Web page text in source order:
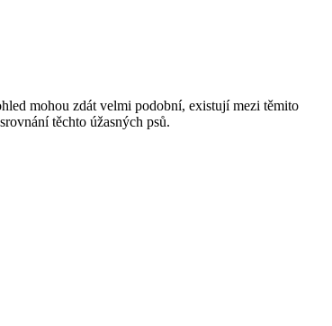
mohou zdát velmi podobní, existují mezi těmito
těchto úžasných psů.